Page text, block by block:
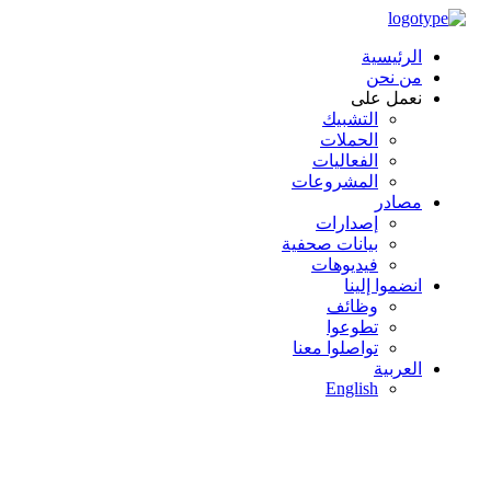
الرئيسية
من نحن
نعمل على
التشبيك
الحملات
الفعاليات
المشروعات
مصادر
إصدارات
بيانات صحفية
فيديوهات
انضموا إلينا
وظائف
تطوعوا
تواصلوا معنا
العربية
English